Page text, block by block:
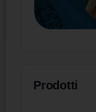
Prodotti